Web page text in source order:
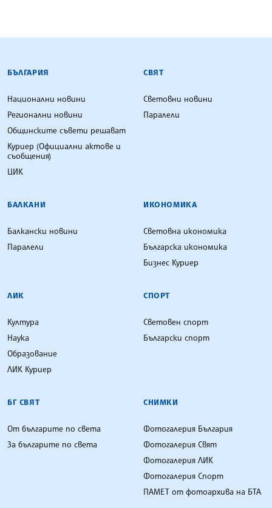
БЪЛГАРСКА ТЕЛЕГРАФНА АГЕНЦИЯ
БЪЛГАРИЯ
Национални новини
Регионални новини
Общинските съвети решават
Куриер (Официални актове и
съобщения)
ЦИК
СВЯТ
Световни новини
Паралели
БАЛКАНИ
Балкански новини
Паралели
ИКОНОМИКА
Световна икономика
Българска икономика
Бизнес Куриер
ЛИК
Култура
Наука
Образование
ЛИК Куриер
СПОРТ
Световен спорт
Български спорт
БГ СВЯТ
От българите по света
За българите по света
СНИМКИ
Фотогалерия България
Фотогалерия Свят
Фотогалерия ЛИК
Фотогалерия Спорт
ПАМЕТ от фотоархива на БТА